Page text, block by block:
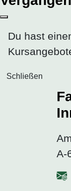
Du hast
Schließen
A-